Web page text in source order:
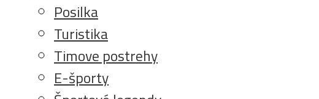
Posilka
Turistika
Timove postrehy
E-športy